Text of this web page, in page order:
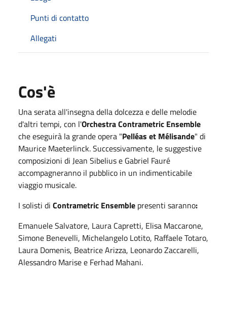
Punti di contatto
Allegati
Cos'è
Una serata all'insegna della dolcezza e delle melodie
d'altri tempi, con l'Orchestra Contrametric Ensemble
che eseguirà la grande opera "Pelléas et Mélisande" di
Maurice Maeterlinck. Successivamente, le suggestive
composizioni di Jean Sibelius e Gabriel Fauré
accompagneranno il pubblico in un indimenticabile
viaggio musicale.
I solisti di Contrametric Ensemble presenti saranno:
Emanuele Salvatore, Laura Capretti, Elisa Maccarone,
Simone Benevelli, Michelangelo Lotito, Raffaele Totaro,
Laura Domenis, Beatrice Arizza, Leonardo Zaccarelli,
Alessandro Marise e Ferhad Mahani.